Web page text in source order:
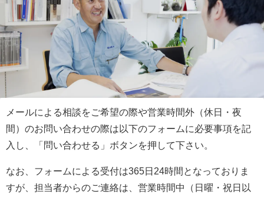
メールによる相談をご希望の際や営業時間外（休日・夜
間）のお問い合わせの際は以下のフォームに必要事項を記
入し、「問い合わせる」ボタンを押して下さい。
なお、フォームによる受付は365日24時間となっておりま
すが、担当者からのご連絡は、営業時間中（日曜・祝日以